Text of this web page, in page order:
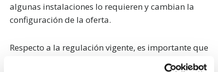
algunas instalaciones lo requieren y cambian la
configuración de la oferta.
Respecto a la regulación vigente, es importante que